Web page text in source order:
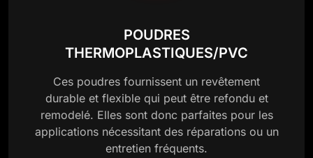
POUDRES
THERMOPLASTIQUES/PVC
Ces poudres fournissent un revêtement
durable et flexible qui peut être refondu et
remodelé. Elles sont donc parfaites pour les
applications nécessitant des réparations ou un
entretien fréquents.